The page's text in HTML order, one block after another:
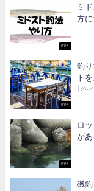
釣り
ミ
方に
釣り
釣
ト
グルメ
釣り
ロ
があ
磯